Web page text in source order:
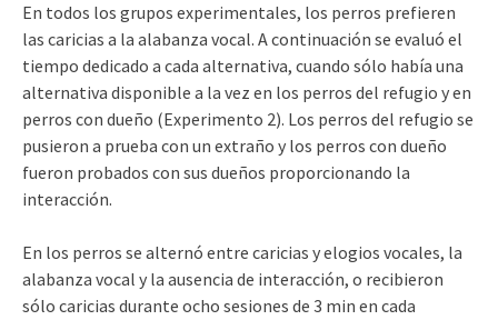
En todos los grupos experimentales, los perros prefieren
las caricias a la alabanza vocal. A continuación se evaluó el
tiempo dedicado a cada alternativa, cuando sólo había una
alternativa disponible a la vez en los perros del refugio y en
perros con dueño (Experimento 2). Los perros del refugio se
pusieron a prueba con un extraño y los perros con dueño
fueron probados con sus dueños proporcionando la
interacción.
En los perros se alternó entre caricias y elogios vocales, la
alabanza vocal y la ausencia de interacción, o recibieron
sólo caricias durante ocho sesiones de 3 min en cada